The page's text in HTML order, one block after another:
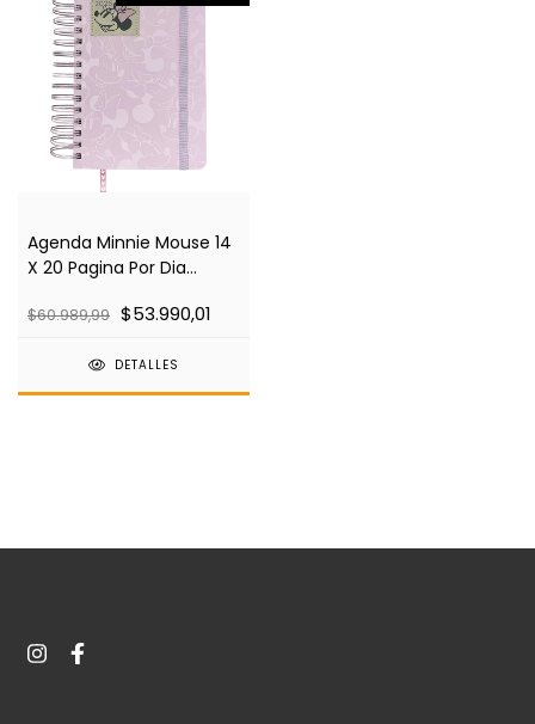
Agenda Minnie Mouse 14
X 20 Pagina Por Dia
$60.989,99 $53.990,01
DETALLES